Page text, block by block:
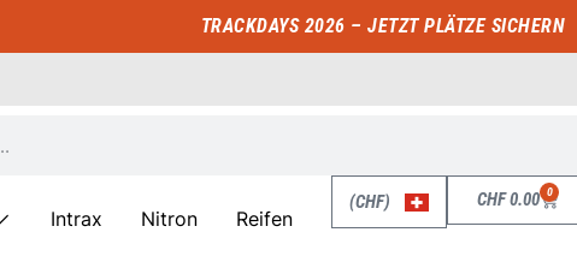
TRACKDAYS 2026 – JETZT PLÄTZE SICHERN
Intrax Nitron Reifen
(CHF) CHF0.00 0